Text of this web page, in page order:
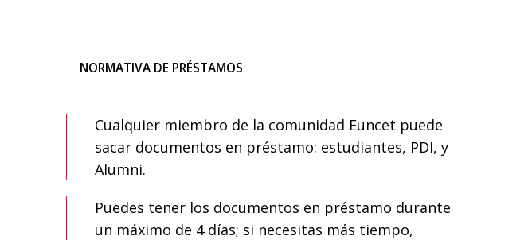
NORMATIVA DE PRÉSTAMOS
Cualquier miembro de la comunidad Euncet puede
sacar documentos en préstamo: estudiantes, PDI, y
Alumni.
Puedes tener los documentos en préstamo durante
un máximo de 4 días; si necesitas más tiempo,